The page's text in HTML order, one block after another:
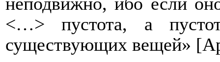
<…> пустота, а
существующих вещей»